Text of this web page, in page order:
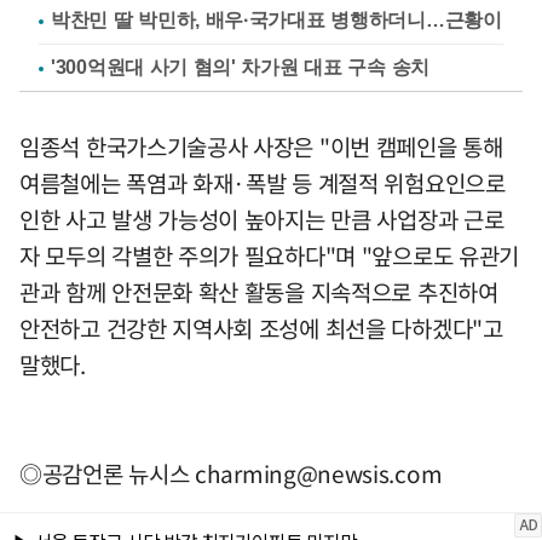
박찬민 딸 박민하, 배우·국가대표 병행하더니…근황이
'300억원대 사기 혐의' 차가원 대표 구속 송치
임종석 한국가스기술공사 사장은 "이번 캠페인을 통해
여름철에는 폭염과 화재·폭발 등 계절적 위험요인으로
인한 사고 발생 가능성이 높아지는 만큼 사업장과 근로
자 모두의 각별한 주의가 필요하다"며 "앞으로도 유관기
관과 함께 안전문화 확산 활동을 지속적으로 추진하여
안전하고 건강한 지역사회 조성에 최선을 다하겠다"고
말했다.
◎공감언론 뉴시스charming@newsis.com